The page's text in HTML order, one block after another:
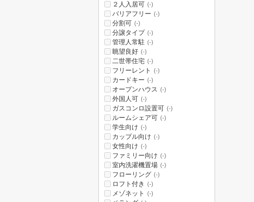
２人入居可 (-)
バリアフリー (-)
分割可 (-)
分譲タイプ (-)
管理人常駐 (-)
眺望良好 (-)
二世帯住宅 (-)
フリーレント (-)
カードキー (-)
オープンハウス (-)
外国人可 (-)
ガスコンロ設置可 (-)
ルームシェア可 (-)
学生向け (-)
カップル向け (-)
女性向け (-)
ファミリー向け (-)
室内洗濯機置場 (-)
フローリング (-)
ロフト付き (-)
メゾネット (-)